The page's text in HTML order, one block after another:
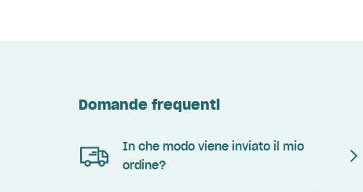
Domande frequenti
In che modo viene inviato il mio
ordine?